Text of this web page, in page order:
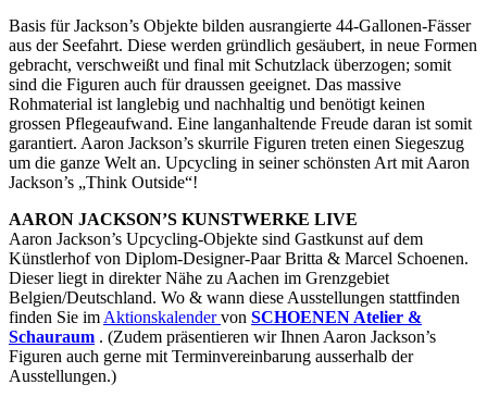
Basis für Jackson’s Objekte bilden ausrangierte 44-Gallonen-Fässer
aus der Seefahrt. Diese werden gründlich gesäubert, in neue Formen
gebracht, verschweißt und final mit Schutzlack überzogen; somit
sind die Figuren auch für draussen geeignet. Das massive
Rohmaterial ist langlebig und nachhaltig und benötigt keinen
grossen Pflegeaufwand. Eine langanhaltende Freude daran ist somit
garantiert. Aaron Jackson’s skurrile Figuren treten einen Siegeszug
um die ganze Welt an. Upcycling in seiner schönsten Art mit Aaron
Jackson’s „Think Outside“!
AARON JACKSON’S KUNSTWERKE LIVE
Aaron Jackson’s Upcycling-Objekte sind Gastkunst auf dem
Künstlerhof von Diplom-Designer-Paar Britta & Marcel Schoenen.
Dieser liegt in direkter Nähe zu Aachen im Grenzgebiet
Belgien/Deutschland. Wo & wann diese Ausstellungen stattfinden
finden Sie imAktionskalendervon SCHOENEN Atelier &
Schauraum . (Zudem präsentieren wir Ihnen Aaron Jackson’s
Figuren auch gerne mit Terminvereinbarung ausserhalb der
Ausstellungen.)